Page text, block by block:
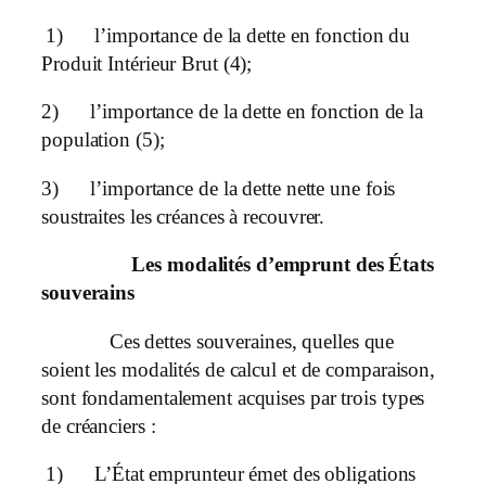
1)
l’importance de la dette en fonction du
Produit Intérieur Brut (4);
2)
l’importance de la dette en fonction de la
population (5);
3)
l’importance de la dette nette une fois
soustraites les créances à recouvrer.
Les modalités d’emprunt des États
souverains
Ces dettes souveraines, quelles que
soient les modalités de calcul et de comparaison,
sont fondamentalement acquises par trois types
de créanciers :
1) L’État emprunteur émet des obligations